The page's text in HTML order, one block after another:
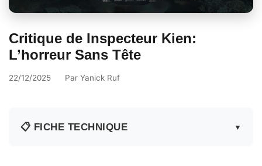
Critique de Inspecteur Kien:
L’horreur Sans Tête
22/12/2025 Par Yanick Ruf
📋 FICHE TECHNIQUE ▼